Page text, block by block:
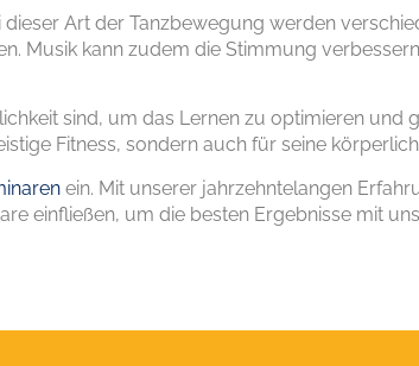
Art der Tanzbewegung werden
Musik kann zudem die Stimmung
sind, um das Lernen zu optimieren und
Fitness, sondern auch für seine
ein. Mit unserer jahrzehntelangen
einfließen, um die besten Ergebnisse mit